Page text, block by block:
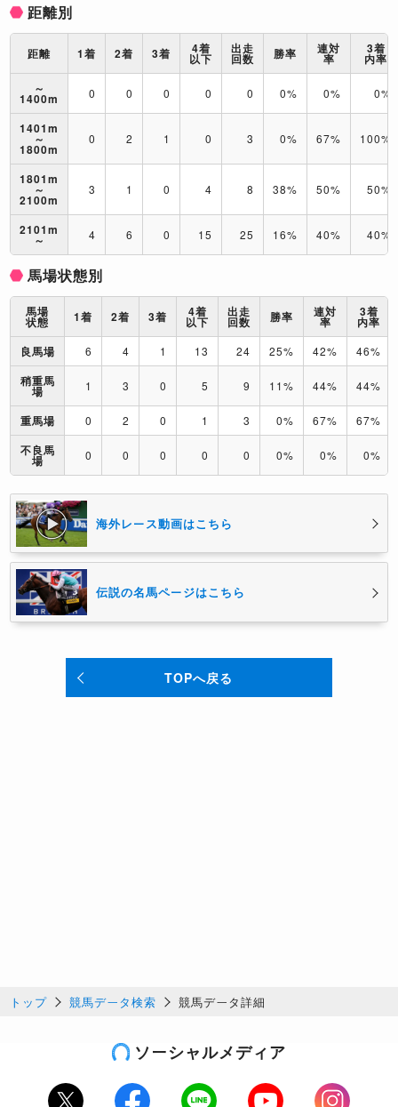
距離別
距離 1着 2着 3着 4着
以下
出走
回数 勝率 連対
率
3着
内率
～
1400m 0 0 0 0 0 0% 0% 0%
1401m
～
1800m
0 2 1 0 3 0% 67% 100%
1801m
～
2100m
3 1 0 4 8 38% 50% 50%
2101m
～ 4 6 0 15 25 16% 40% 40%
馬場状態別
馬場
状態 1着 2着 3着 4着
以下
出走
回数 勝率 連対
率
3着
内率
良馬場
6 4 1 13 24 25% 42% 46%
稍重馬
場 1 3 0 5 9 11% 44% 44%
重馬場 0 2 0 1 3 0% 67% 67%
不良馬
場 0 0 0 0 0 0% 0% 0%
海外レース動画はこちら
伝説の名馬ページはこちら
TOPへ戻る
トップ 競馬データ検索 競馬データ詳細
ソーシャルメディア